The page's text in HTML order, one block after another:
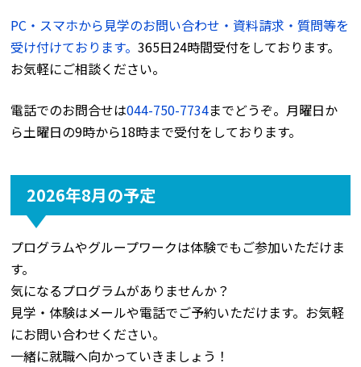
PC・スマホから見学のお問い合わせ・資料請求・質問等を
受け付けております。365日24時間受付をしております。
お気軽にご相談ください。
電話でのお問合せは044-750-7734までどうぞ。月曜日か
ら土曜日の9時から18時まで受付をしております。
2026年8月の予定
プログラムやグループワークは体験でもご参加いただけま
す。
気になるプログラムがありませんか？
見学・体験はメールや電話でご予約いただけます。お気軽
にお問い合わせください。
一緒に就職へ向かっていきましょう！